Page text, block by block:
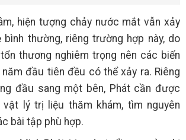
hiện tượng chảy nước mắt vẫn xảy
bình thường, riêng trường hợp này, do
thương nghiêm trọng nên các biến
đầu tiên đều có thể xảy ra. Riêng
đầu sang một bên, Phát cần được
vật lý trị liệu thăm khám, tìm nguyên
bài tập phù hợp.